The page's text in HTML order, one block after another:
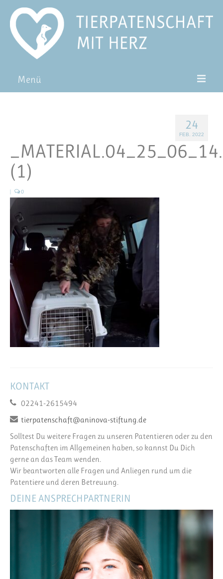
Menü
Patenschaft verschenken
Blog
FAQ
24
FEB. 2022
(1)
| 0
KONTAKT
02241-2615494
tierpatenschaft@aninova-stiftung.de
Solltest Du weitere Fragen zu unseren Patentieren oder zu den
Patenschaften im Allgemeinen haben, so kannst Du Dich
gerne an das Team wenden.
Wir beantworten alle Fragen und Anliegen rund um die
Patentiere und deren Betreuung.
DEINE ANSPRECHPARTNERIN